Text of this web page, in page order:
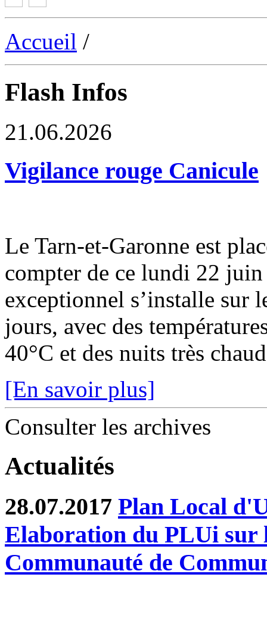
Accueil /
Flash Infos
21.06.2026
Vigilance rouge Canicule
Le Tarn-et-Garonne est
compter de ce lundi 22
exceptionnel s’installe sur
jours, avec des
40°C et des nuits très
[En savoir plus]
Consulter les archives
Actualités
28.07.2017 Plan Local
Elaboration du PLUi sur
Communauté de